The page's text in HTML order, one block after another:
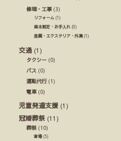
修理・工事(3)
リフォーム (1)
庭木剪定・お手入れ (0)
造園・エクステリア・外溝(1)
交通 (1)
タクシー (0)
バス (0)
運転代行(1)
電車(0)
児童発達支援 (1)
冠婚葬祭 (11)
葬祭(10)
斎場(5)